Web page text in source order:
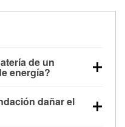
de un
energía?
durante un tiempo
conducir el vehículo
dañar el